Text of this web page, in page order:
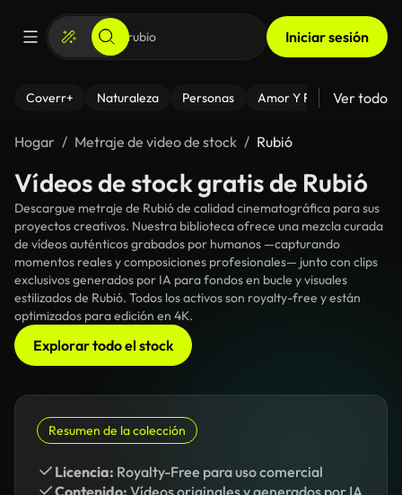
Iniciar sesión
Coverr+ Naturaleza Personas Amor Y Relaciones
Ver todo
Hogar Metraje de video de stock Rubió
Vídeos de stock gratis de Rubió
Descargue metraje de Rubió de calidad cinematográfica para sus
proyectos creativos. Nuestra biblioteca ofrece una mezcla curada
de vídeos auténticos grabados por humanos —capturando
momentos reales y composiciones profesionales— junto con clips
exclusivos generados por IA para fondos en bucle y visuales
estilizados de Rubió. Todos los activos son royalty-free y están
optimizados para edición en 4K.
Explorar todo el stock
Resumen de la colección
Licencia: Royalty-Free para uso comercial
Contenido: Vídeos originales y generados por IA